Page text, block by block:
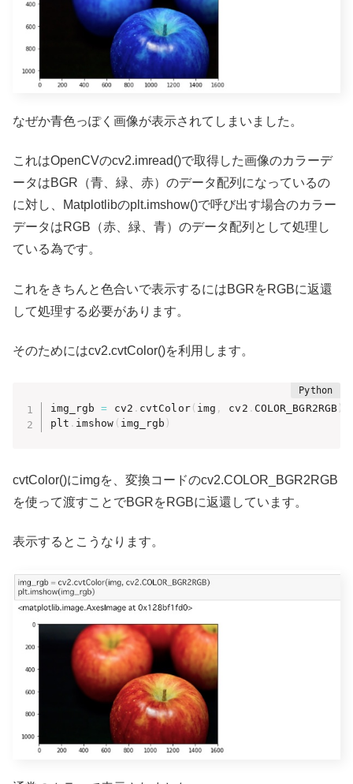
なぜか青色っぽく画像が表示されてしまいました。
これはOpenCVのcv2.imread()で取得した画像のカラーデ
ータはBGR（青、緑、赤）のデータ配列になっているの
に対し、Matplotlibのplt.imshow()で呼び出す場合のカラー
データはRGB（赤、緑、青）のデータ配列として処理し
ている為です。
これをきちんと色合いで表示するにはBGRをRGBに返還
して処理する必要があります。
そのためにはcv2.cvtColor()を利用します。
img_rgb = cv2 . cvtColor( img , cv2 . COLOR_BGR2RGB )
plt . imshow ( img_rgb )
cvtColor()にimgを、変換コードのcv2.COLOR_BGR2RGB
を使って渡すことでBGRをRGBに返還しています。
表示するとこうなります。